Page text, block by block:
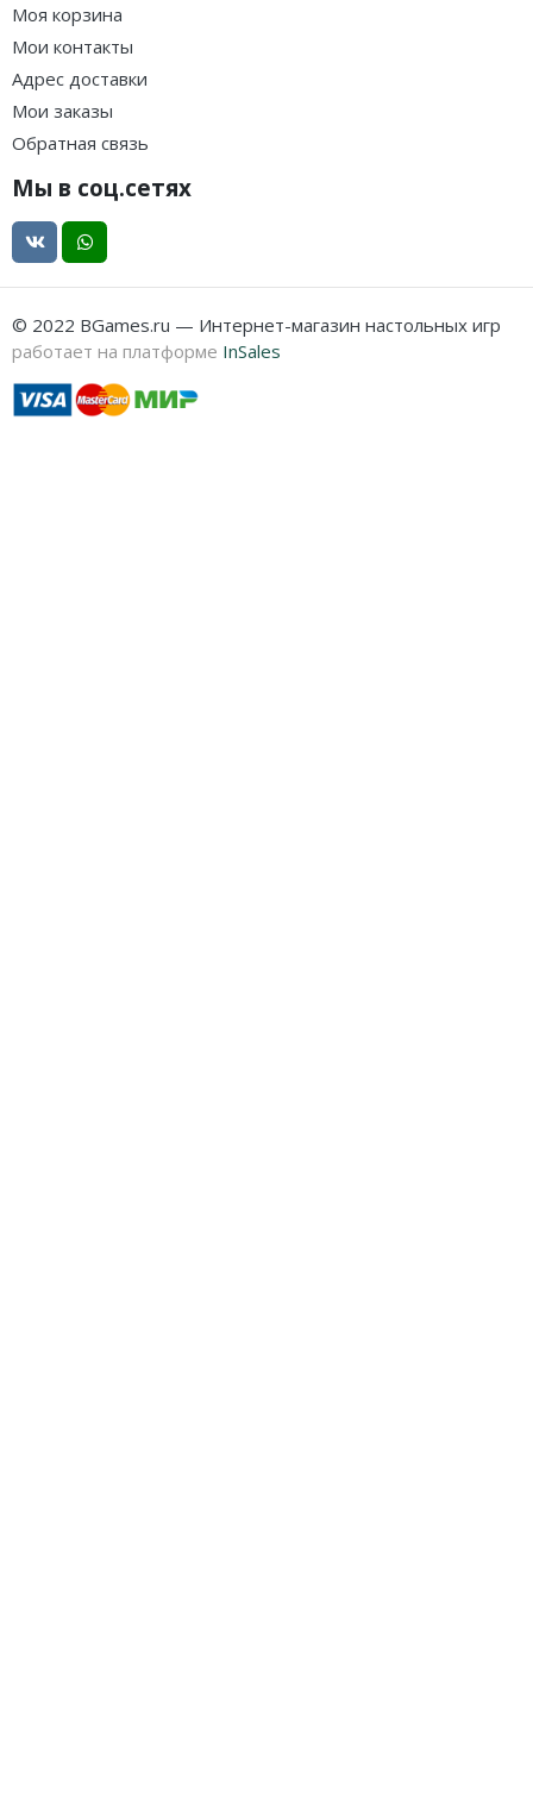
Моя корзина
Мои контакты
Адрес доставки
Мои заказы
Обратная связь
Мы в соц.сетях
© 2022 BGames.ru — Интернет-магазин настольных игр
работает на платформе InSales